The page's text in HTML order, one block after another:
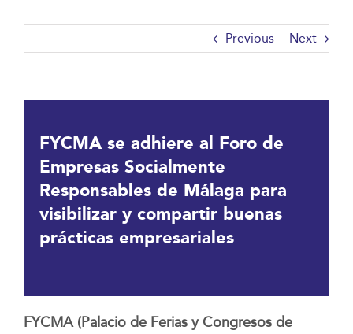
Previous Next
FYCMA se adhiere al Foro de
Empresas Socialmente
Responsables de Málaga para
visibilizar y compartir buenas
prácticas empresariales
FYCMA (Palacio de Ferias y Congresos de